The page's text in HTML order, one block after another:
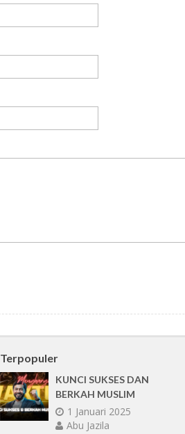
Terpopuler
KUNCI SUKSES DAN
BERKAH MUSLIM
1 Januari 2025
Abu Jazila